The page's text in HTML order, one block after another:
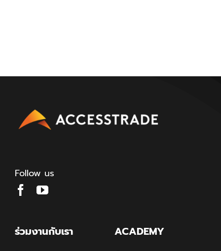
Follow us
ร่วมงานกับเรา ACADEMY